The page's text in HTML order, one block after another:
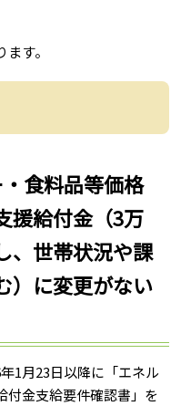
す。
食料品等価格
援給付金（3万
、世帯状況や課
）に変更がない
1月23日以降に「エネル
付金支給要件確認書」を